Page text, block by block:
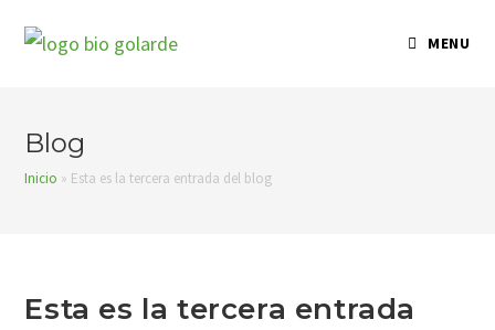
MENU
Blog
Inicio » Esta es la tercera entrada del blog
Esta es la tercera entrada